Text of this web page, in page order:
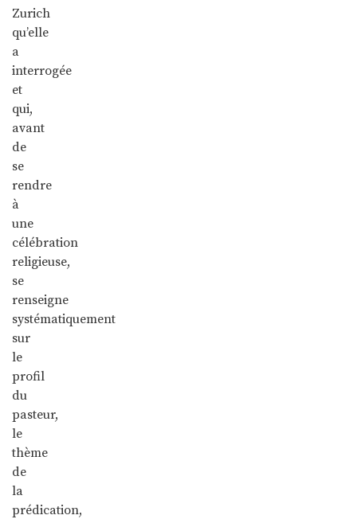
Zurich
qu’elle
a
interrogée
et
qui,
avant
de
se
rendre
à
une
célébration
religieuse,
se
renseigne
systématiquement
sur
le
profil
du
pasteur,
le
thème
de
la
prédication,